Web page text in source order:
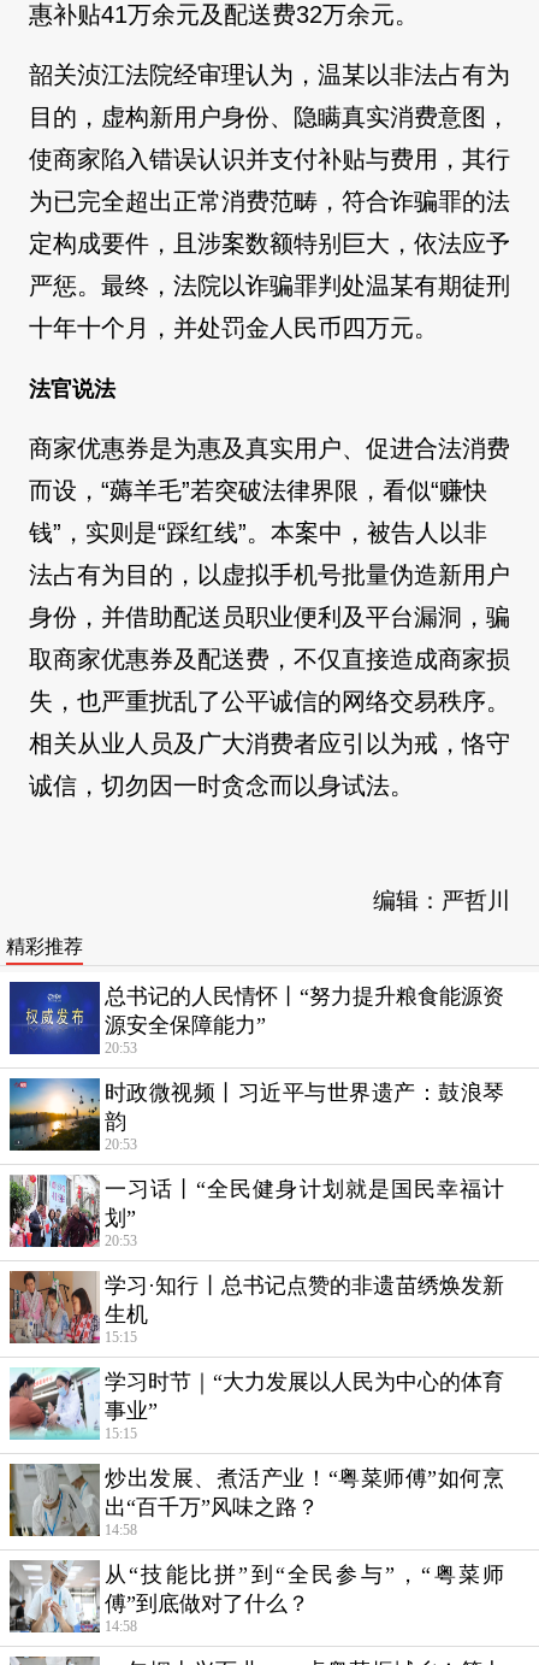
惠补贴41万余元及配送费32万余元。
韶关浈江法院经审理认为，温某以非法占有为
目的，虚构新用户身份、隐瞒真实消费意图，
使商家陷入错误认识并支付补贴与费用，其行
为已完全超出正常消费范畴，符合诈骗罪的法
定构成要件，且涉案数额特别巨大，依法应予
严惩。最终，法院以诈骗罪判处温某有期徒刑
十年十个月，并处罚金人民币四万元。
法官说法
商家优惠券是为惠及真实用户、促进合法消费
而设，“薅羊毛”若突破法律界限，看似“赚快
钱”，实则是“踩红线”。本案中，被告人以非
法占有为目的，以虚拟手机号批量伪造新用户
身份，并借助配送员职业便利及平台漏洞，骗
取商家优惠券及配送费，不仅直接造成商家损
失，也严重扰乱了公平诚信的网络交易秩序。
相关从业人员及广大消费者应引以为戒，恪守
诚信，切勿因一时贪念而以身试法。
编辑：严哲川
精彩推荐